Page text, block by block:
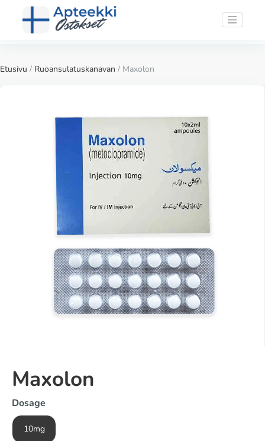
Etusivu / Ruoansulatuskanavan / Maxolon
Maxolon
Dosage
10mg